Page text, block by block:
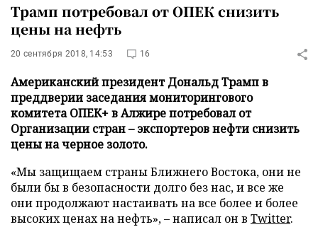
Трамп потребовал от ОПЕК снизить
цены на нефть
20 сентября 2018, 14:53 16
Американский президент Дональд Трамп в
преддверии заседания мониторингового
комитета ОПЕК+ в Алжире потребовал от
Организации стран – экспортеров нефти снизить
цены на черное золото.
«Мы защищаем страны Ближнего Востока, они не
были бы в безопасности долго без нас, и все же
они продолжают настаивать на все более и более
высоких ценах на нефть», – написал он в Twitter.